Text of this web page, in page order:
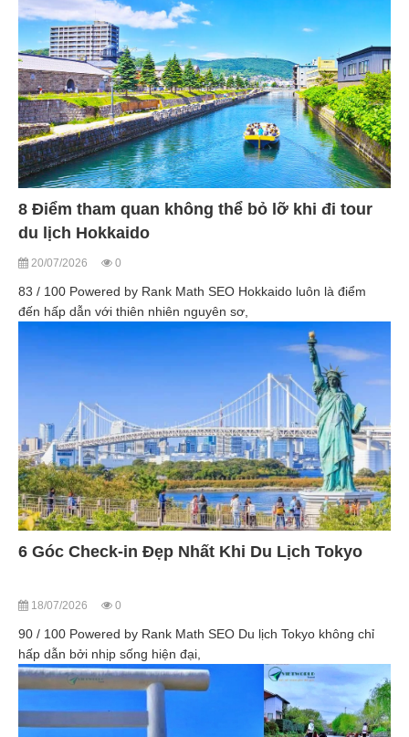
8 Điểm tham quan không thể bỏ lỡ khi đi tour
du lịch Hokkaido
20/07/2026 0
83 / 100 Powered by Rank Math SEO Hokkaido luôn là điểm
đến hấp dẫn với thiên nhiên nguyên sơ,
6 Góc Check-in Đẹp Nhất Khi Du Lịch Tokyo
18/07/2026 0
90 / 100 Powered by Rank Math SEO Du lịch Tokyo không chỉ
hấp dẫn bởi nhịp sống hiện đại,